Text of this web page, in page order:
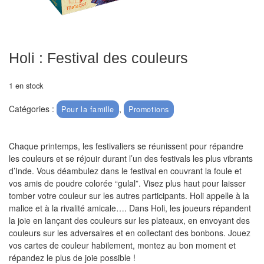
Ecoles
clubs
Echiquiers
air
Pendules
Echiquier
pour
aveugles
Logiciels
Holi : Festival des couleurs
1 en stock
Catégories : Pour la famille , Promotions
Chaque printemps, les festivaliers se réunissent pour répandre
les couleurs et se réjouir durant l’un des festivals les plus vibrants
d’Inde. Vous déambulez dans le festival en couvrant la foule et
vos amis de poudre colorée “gulal”. Visez plus haut pour laisser
tomber votre couleur sur les autres participants. Holi appelle à la
malice et à la rivalité amicale…. Dans Holi, les joueurs répandent
la joie en lançant des couleurs sur les plateaux, en envoyant des
couleurs sur les adversaires et en collectant des bonbons. Jouez
vos cartes de couleur habilement, montez au bon moment et
répandez le plus de joie possible !